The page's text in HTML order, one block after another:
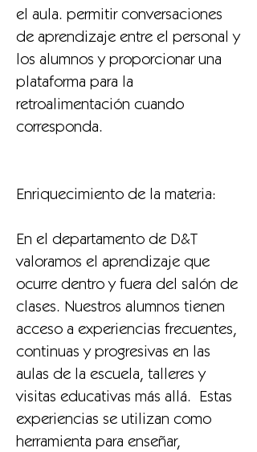
el aula. permitir conversaciones
de aprendizaje entre el personal y
los alumnos y proporcionar una
plataforma para la
retroalimentación cuando
corresponda.
Enriquecimiento de la materia:
En el departamento de D&T
valoramos el aprendizaje que
ocurre dentro y fuera del salón de
clases. Nuestros alumnos tienen
acceso a experiencias frecuentes,
continuas y progresivas en las
aulas de la escuela, talleres y
visitas educativas más allá. Estas
experiencias se utilizan como
herramienta para enseñar,